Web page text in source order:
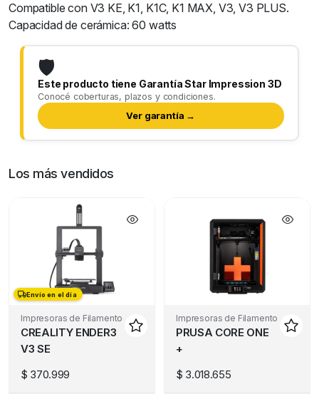
Compatible con V3 KE, K1, K1C, K1 MAX, V3, V3 PLUS.
Capacidad de cerámica: 60 watts
🛡️
Este producto tiene Garantía Star Impression 3D
Conocé coberturas, plazos y condiciones.
Ver garantía →
Los más vendidos
Envío en el día
Envío en el día
Impresoras de Filamento
CREALITY ENDER3
V3 SE
$ 370.999
Impresoras de Filamento
PRUSA CORE ONE
+
$ 3.018.655